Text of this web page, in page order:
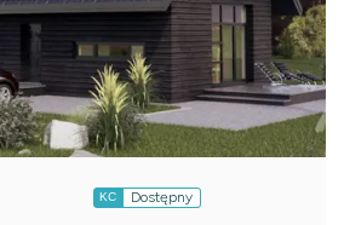
KC Dostępny